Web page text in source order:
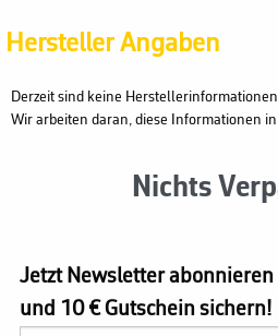
Hersteller Angaben
Derzeit sind keine
Wir arbeiten daran, diese Informationen
Nichts
Jetzt Newsletter abonnieren
und 10 € Gutschein sichern!